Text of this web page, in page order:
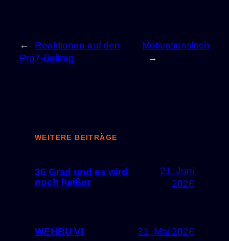
←
Reaktionen auf den
Pro7-Beitrag
Motivationsloch
→
WEITERE BEITRÄGE
36 Grad und es wird
noch heißer
21. Juni
2026
WEHBU VI 31. Mai 2026